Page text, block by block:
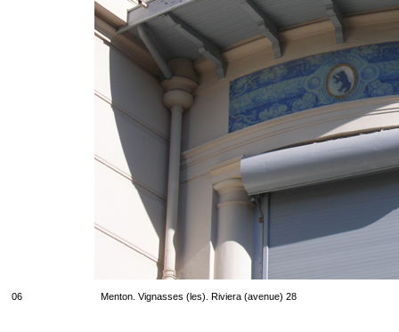
06 Menton. Vignasses (les). Riviera (avenue) 28